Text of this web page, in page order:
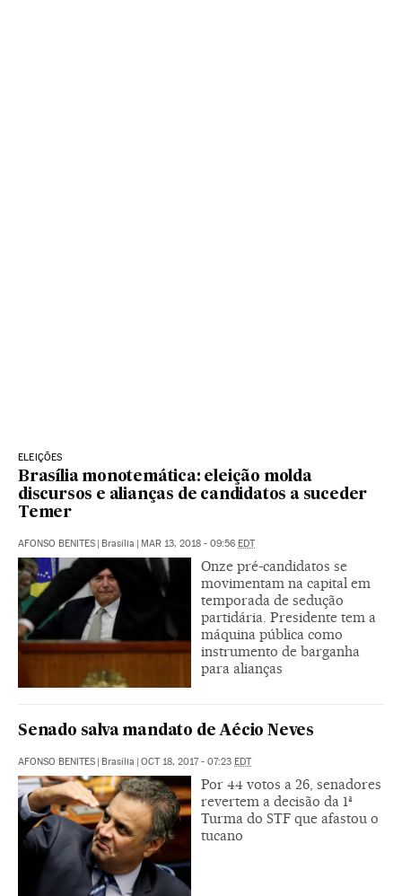
ELEIÇÕES
Brasília monotemática: eleição molda
discursos e alianças de candidatos a suceder
Temer
AFONSO BENITES | Brasília | MAR 13, 2018 - 09:56 EDT
Onze pré-candidatos se
movimentam na capital em
temporada de sedução
partidária. Presidente tem a
máquina pública como
instrumento de barganha
para alianças
Senado salva mandato de Aécio Neves
AFONSO BENITES | Brasília | OCT 18, 2017 - 07:23 EDT
Por 44 votos a 26, senadores
revertem a decisão da 1ª
Turma do STF que afastou o
tucano